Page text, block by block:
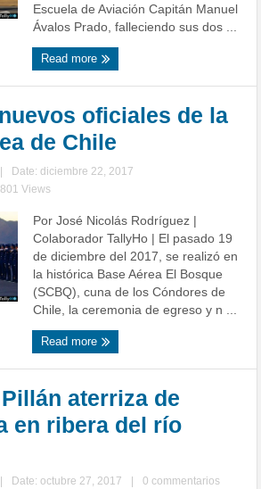
Escuela de Aviación Capitán Manuel
Ávalos Prado, falleciendo sus dos ...
Read more
oficiales de la
de Chile
Date: diciembre 22, 2017
Views
Por José Nicolás Rodríguez |
Colaborador TallyHo | El pasado 19
de diciembre del 2017, se realizó en
la histórica Base Aérea El Bosque
(SCBQ), cuna de los Cóndores de
Chile, la ceremonia de egreso y n ...
Read more
aterriza de
en ribera del río
Date: octubre 27, 2017
0 commentarios